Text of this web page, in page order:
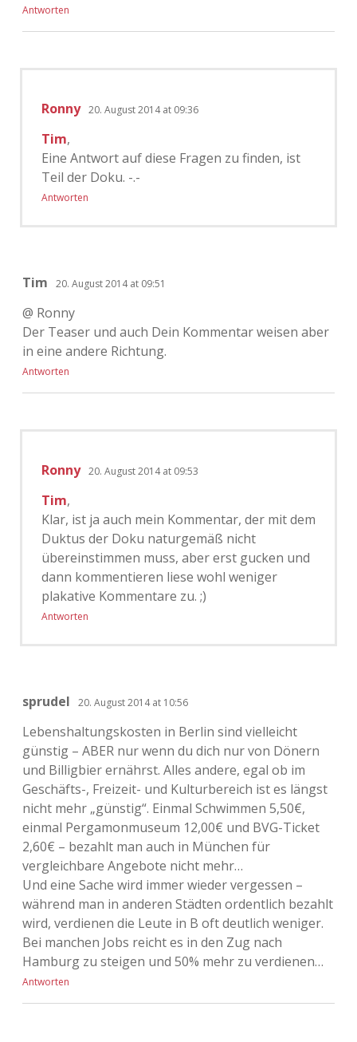
Antworten
Ronny 20. August 2014 at 09:36
Tim,
Eine Antwort auf diese Fragen zu finden, ist
Teil der Doku. -.-
Antworten
Tim 20. August 2014 at 09:51
@ Ronny
Der Teaser und auch Dein Kommentar weisen aber
in eine andere Richtung.
Antworten
Ronny 20. August 2014 at 09:53
Tim,
Klar, ist ja auch mein Kommentar, der mit dem
Duktus der Doku naturgemäß nicht
übereinstimmen muss, aber erst gucken und
dann kommentieren liese wohl weniger
plakative Kommentare zu. ;)
Antworten
sprudel 20. August 2014 at 10:56
Lebenshaltungskosten in Berlin sind vielleicht
günstig – ABER nur wenn du dich nur von Dönern
und Billigbier ernährst. Alles andere, egal ob im
Geschäfts-, Freizeit- und Kulturbereich ist es längst
nicht mehr „günstig“. Einmal Schwimmen 5,50€,
einmal Pergamonmuseum 12,00€ und BVG-Ticket
2,60€ – bezahlt man auch in München für
vergleichbare Angebote nicht mehr…
Und eine Sache wird immer wieder vergessen –
während man in anderen Städten ordentlich bezahlt
wird, verdienen die Leute in B oft deutlich weniger.
Bei manchen Jobs reicht es in den Zug nach
Hamburg zu steigen und 50% mehr zu verdienen…
Antworten